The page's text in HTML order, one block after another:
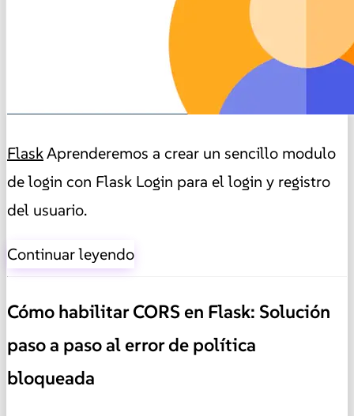
FlaskAprenderemos a crear un sencillo modulo
de login con Flask Login para el login y registro
del usuario.
Continuar leyendo
Cómo habilitar CORS en Flask: Solución
paso a paso al error de política
bloqueada